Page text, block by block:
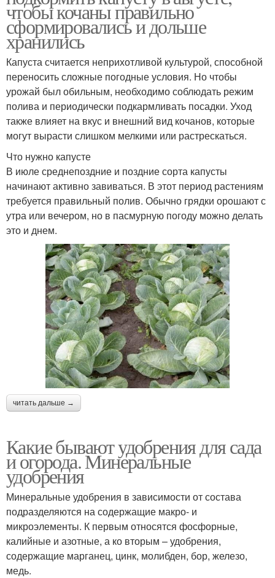
чтобы кочаны правильно
сформировались и дольше
хранились
Капуста считается неприхотливой культурой, способной
переносить сложные погодные условия. Но чтобы
урожай был обильным, необходимо соблюдать режим
полива и периодически подкармливать посадки. Уход
также влияет на вкус и внешний вид кочанов, которые
могут вырасти слишком мелкими или растрескаться.
Что нужно капусте
В июле среднепоздние и поздние сорта капусты
начинают активно завиваться. В этот период растениям
требуется правильный полив. Обычно грядки орошают с
утра или вечером, но в пасмурную погоду можно делать
это и днем.
читать дальше →
Какие бывают удобрения для сада
и огорода. Минеральные
удобрения
Минеральные удобрения в зависимости от состава
подразделяются на содержащие макро- и
микроэлементы. К первым относятся фосфорные,
калийные и азотные, а ко вторым – удобрения,
содержащие марганец, цинк, молибден, бор, железо,
медь.